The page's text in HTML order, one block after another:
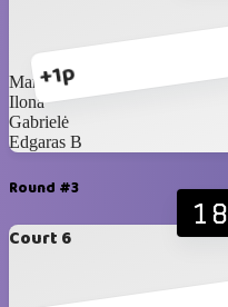
+1p
Marius
Ilona
Gabrielė
Edgaras B
Round #3
Court 6
18